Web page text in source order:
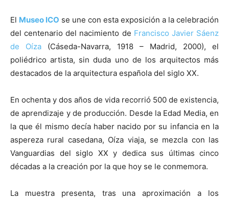
El Museo ICO se une con esta exposición a la celebración
del centenario del nacimiento de Francisco Javier Sáenz
de Oíza (Cáseda-Navarra, 1918 – Madrid, 2000), el
poliédrico artista, sin duda uno de los arquitectos más
destacados de la arquitectura española del siglo XX.
En ochenta y dos años de vida recorrió 500 de existencia,
de aprendizaje y de producción. Desde la Edad Media, en
la que él mismo decía haber nacido por su infancia en la
aspereza rural casedana, Oíza viaja, se mezcla con las
Vanguardias del siglo XX y dedica sus últimas cinco
décadas a la creación por la que hoy se le conmemora.
La muestra presenta, tras una aproximación a los